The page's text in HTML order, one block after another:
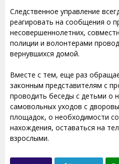
Следственное управление
реагировать на сообщения о
несовершеннолетних,
полиции и волонтерами
вернувшихся домой.
Вместе с тем, еще раз
законным представителям с
проводить беседы с детьми о
самовольных уходов с
площадок, о необходимости
нахождения, оставаться на
взрослыми.